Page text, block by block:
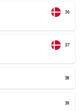
36
37
38
39